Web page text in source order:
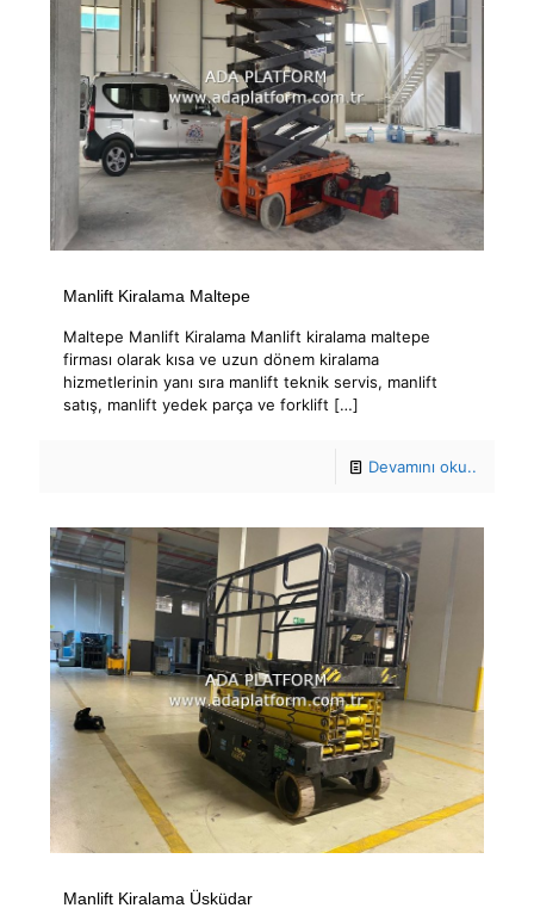
Manlift Kiralama Maltepe
Maltepe Manlift Kiralama Manlift kiralama maltepe
firması olarak kısa ve uzun dönem kiralama
hizmetlerinin yanı sıra manlift teknik servis, manlift
satış, manlift yedek parça ve forklift […]
Devamını oku..
Manlift Kiralama Üsküdar